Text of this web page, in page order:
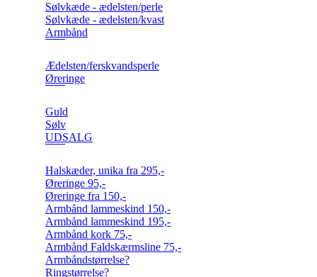
Sølvkæde - ædelsten/perle
Sølvkæde - ædelsten/kvast
Armbånd
Ædelsten/ferskvandsperle
Øreringe
Guld
Sølv
UDSALG
Halskæder, unika fra 295,-
Øreringe 95,-
Øreringe fra 150,-
Armbånd lammeskind 150,-
Armbånd lammeskind 195,-
Armbånd kork 75,-
Armbånd Faldskærmsline 75,-
Armbåndstørrelse?
Ringstørrelse?